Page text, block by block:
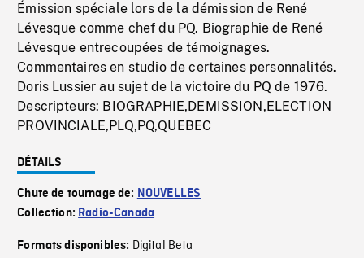
Émission spéciale lors de la démission de René
Lévesque comme chef du PQ. Biographie de René
Lévesque entrecoupées de témoignages.
Commentaires en studio de certaines personnalités.
Doris Lussier au sujet de la victoire du PQ de 1976.
Descripteurs: BIOGRAPHIE,DEMISSION,ELECTION
PROVINCIALE,PLQ,PQ,QUEBEC
DÉTAILS
Chute de tournage de: NOUVELLES
Collection: Radio-Canada
Formats disponibles: Digital Beta